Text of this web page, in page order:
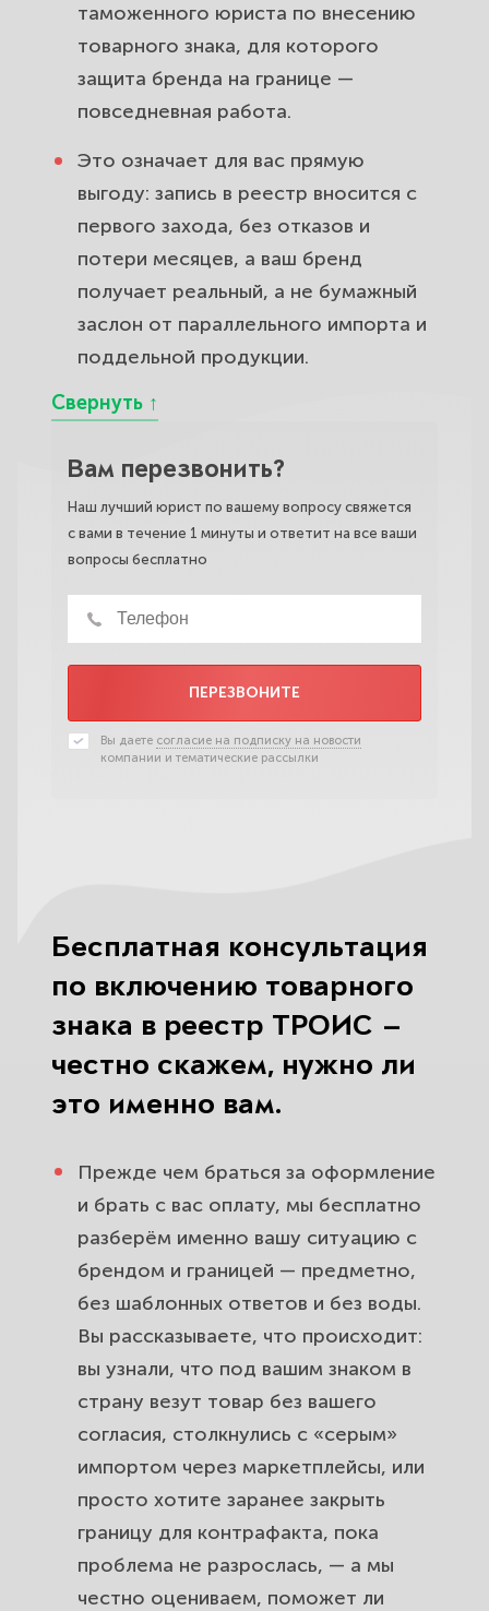
таможенного юриста по внесению
товарного знака, для которого
защита бренда на границе —
повседневная работа.
Это означает для вас прямую
выгоду: запись в реестр вносится с
первого захода, без отказов и
потери месяцев, а ваш бренд
получает реальный, а не бумажный
заслон от параллельного импорта и
поддельной продукции.
Вам перезвонить?
Наш лучший юрист по вашему вопросу свяжется
с вами в течение 1 минуты и ответит на все ваши
вопросы бесплатно
ПЕРЕЗВОНИТЕ
Вы даете согласие на подписку на новости
компании и тематические рассылки
Бесплатная консультация
по включению товарного
знака в реестр ТРОИС —
честно скажем, нужно ли
это именно вам.
Прежде чем браться за оформление
и брать с вас оплату, мы бесплатно
разберём именно вашу ситуацию с
брендом и границей — предметно,
без шаблонных ответов и без воды.
Вы рассказываете, что происходит:
вы узнали, что под вашим знаком в
страну везут товар без вашего
согласия, столкнулись с «серым»
импортом через маркетплейсы, или
просто хотите заранее закрыть
границу для контрафакта, пока
проблема не разрослась, — а мы
честно оцениваем, поможет ли